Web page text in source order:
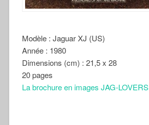
Modèle : Jaguar XJ (US)
Année : 1980
Dimensions (cm) : 21,5 x 28
20 pages
La brochure en images JAG-LOVERS